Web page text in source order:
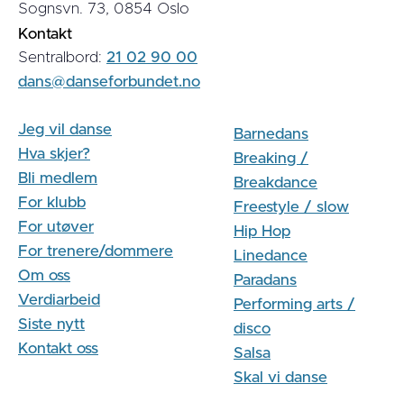
Sognsvn. 73, 0854 Oslo
Kontakt
Sentralbord: 21 02 90 00
dans@danseforbundet.no
Jeg vil danse
Hva skjer?
Bli medlem
For klubb
For utøver
For trenere/dommere
Om oss
Verdiarbeid
Siste nytt
Kontakt oss
Barnedans
Breaking /
Breakdance
Freestyle / slow
Hip Hop
Linedance
Paradans
Performing arts /
disco
Salsa
Skal vi danse